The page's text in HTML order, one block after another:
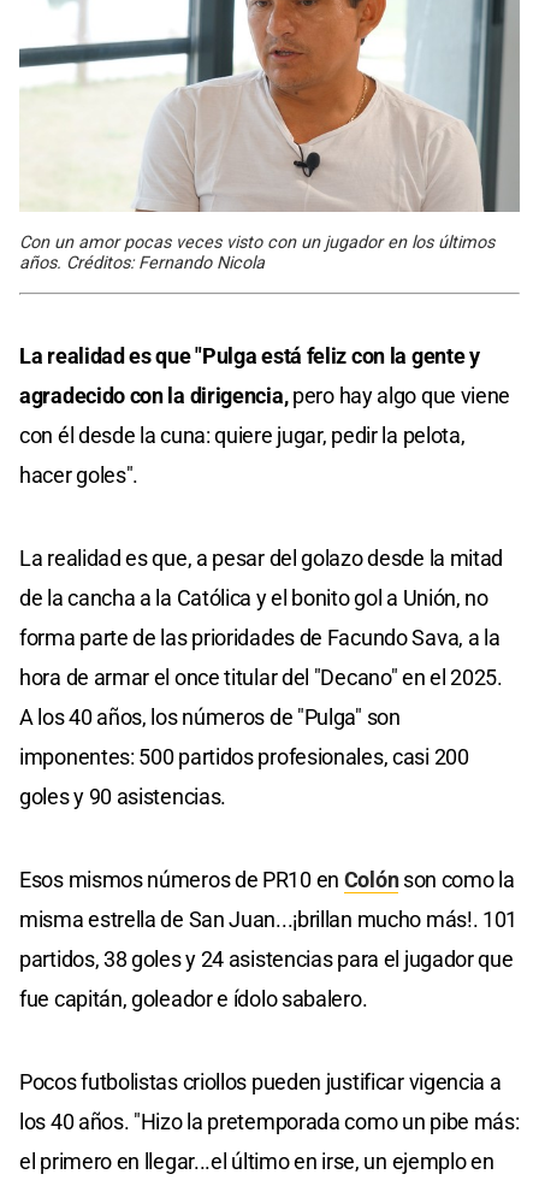
Con un amor pocas veces visto con un jugador en los últimos
años. Créditos: Fernando Nicola
La realidad es que "Pulga está feliz con la gente y
agradecido con la dirigencia,pero hay algo que viene
con él desde la cuna: quiere jugar, pedir la pelota,
hacer goles".
La realidad es que, a pesar del golazo desde la mitad
de la cancha a la Católica y el bonito gol a Unión, no
forma parte de las prioridades de Facundo Sava, a la
hora de armar el once titular del "Decano" en el 2025.
A los 40 años, los números de "Pulga" son
imponentes: 500 partidos profesionales, casi 200
goles y 90 asistencias.
Esos mismos números de PR10 en Colónson como la
misma estrella de San Juan...¡brillan mucho más!. 101
partidos, 38 goles y 24 asistencias para el jugador que
fue capitán, goleador e ídolo sabalero.
Pocos futbolistas criollos pueden justificar vigencia a
los 40 años. "Hizo la pretemporada como un pibe más:
el primero en llegar...el último en irse, un ejemplo en